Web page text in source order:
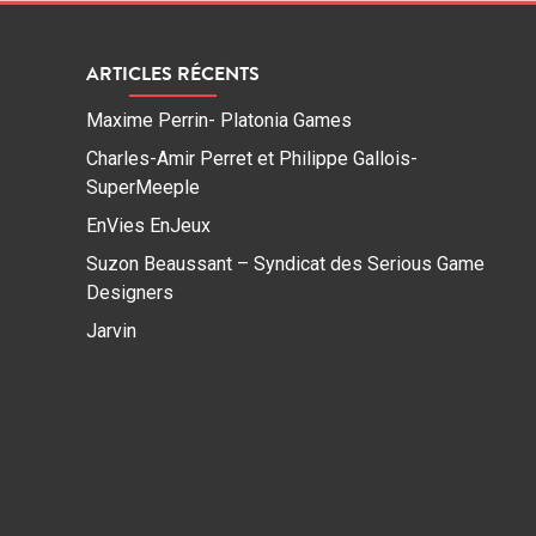
ARTICLES RÉCENTS
Maxime Perrin- Platonia Games
Charles-Amir Perret et Philippe Gallois-
SuperMeeple
EnVies EnJeux
Suzon Beaussant – Syndicat des Serious Game
Designers
Jarvin